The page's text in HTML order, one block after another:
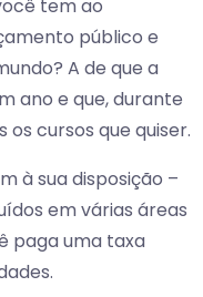
tem ao
público e
A de que a
ano e que, durante
cursos que quiser.
à sua disposição –
em várias áreas
paga uma taxa